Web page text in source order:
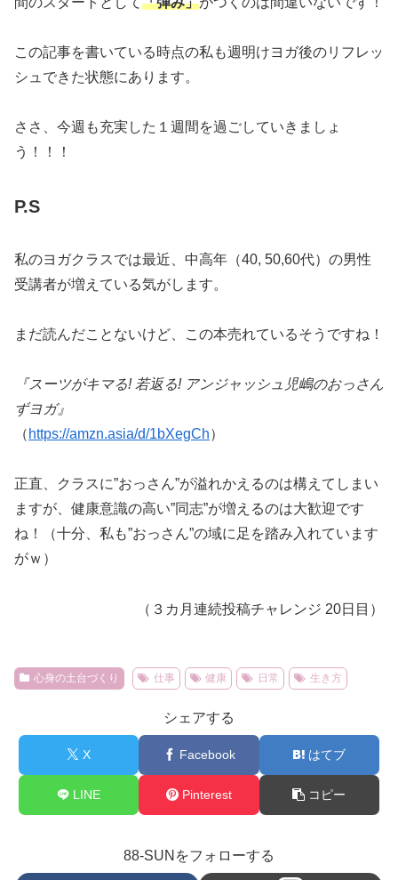
この記事を書いている時点の私も週明けヨガ後のリフレッ
シュできた状態にあります。
ささ、今週も充実した１週間を過ごしていきましょ
う！！！
P.S
私のヨガクラスでは最近、中高年（40, 50,60代）の男性
受講者が増えている気がします。
まだ読んだことないけど、この本売れているそうですね！
『スーツがキマる! 若返る! アンジャッシュ児嶋のおっさん
ずヨガ』
（ https://amzn.asia/d/1bXegCh）
正直、クラスに”おっさん”が溢れかえるのは構えてしまい
ますが、健康意識の高い”同志”が増えるのは大歓迎です
ね！（十分、私も”おっさん”の域に足を踏み入れています
がｗ）
（３カ月連続投稿チャレンジ 20日目）
心身の土台づくり 仕事 健康 日常 生き方
シェアする
X Facebook はてブ
LINE Pinterest コピー
88-SUNをフォローする